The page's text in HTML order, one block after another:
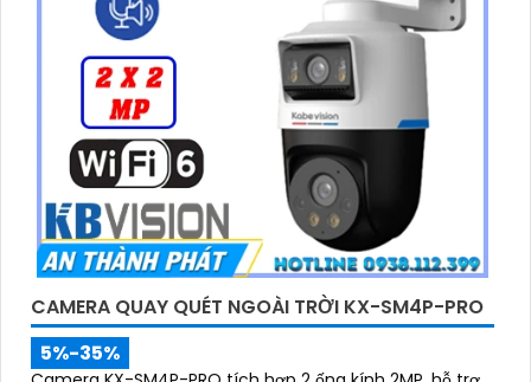
CAMERA QUAY QUÉT NGOÀI TRỜI KX-SM4P-PRO
5%-35%